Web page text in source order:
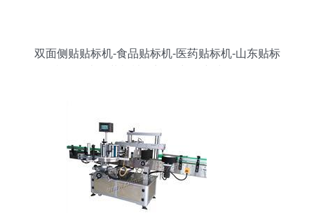
双面侧贴贴标机-食品贴标机-医药贴标机-山东贴标